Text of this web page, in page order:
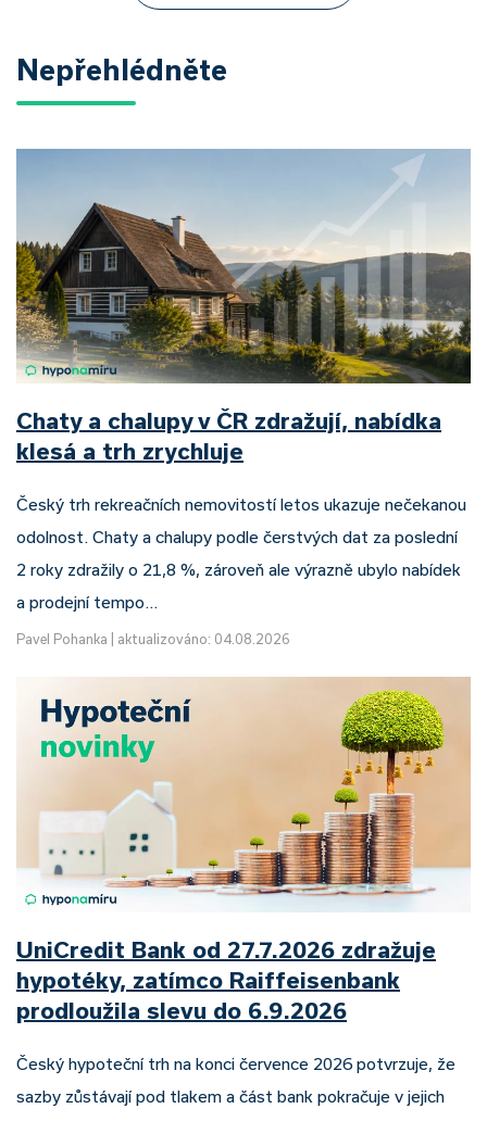
Nepřehlédněte
Chaty a chalupy v ČR zdražují, nabídka
klesá a trh zrychluje
Český trh rekreačních nemovitostí letos ukazuje nečekanou
odolnost. Chaty a chalupy podle čerstvých dat za poslední
2 roky zdražily o 21,8 %, zároveň ale výrazně ubylo nabídek
a prodejní tempo…
Pavel Pohanka aktualizováno: 04.08.2026
UniCredit Bank od 27.7.2026 zdražuje
hypotéky, zatímco Raiffeisenbank
prodloužila slevu do 6.9.2026
Český hypoteční trh na konci července 2026 potvrzuje, že
sazby zůstávají pod tlakem a část bank pokračuje v jejich